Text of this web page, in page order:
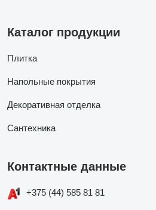
Каталог продукции
Плитка
Напольные покрытия
Декоративная отделка
Сантехника
Контактные данные
+375 (44) 585 81 81